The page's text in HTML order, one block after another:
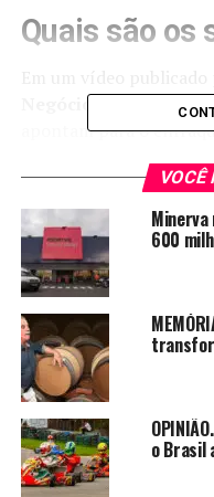
Quais são os
Negócios
, o
apontam para o
➡️Quedas expressivas
Magalu, que antes
modernização.
Polishop, que reduziu
shoppings.
➡️Crescimento da
internacionais, como
oferecem preços mais
VOCÊ
Minerva
600
o Brasil